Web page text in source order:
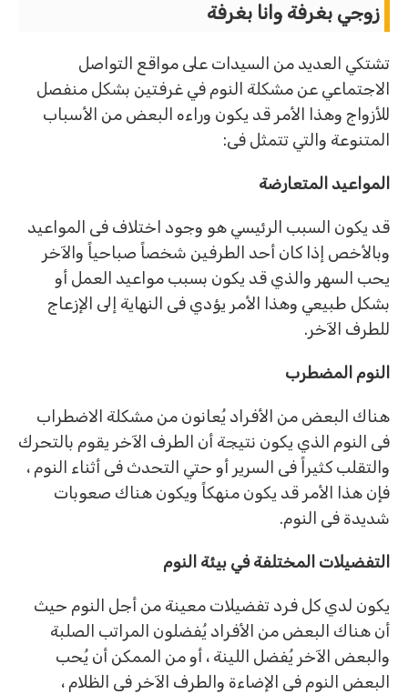
زوجي بغرفة وانا بغرفة
تشتكي العديد من السيدات على مواقع التواصل
الاجتماعي عن مشكلة النوم في غرفتين بشكل منفصل
للأزواج وهذا الأمر قد يكون وراءه البعض من الأسباب
المتنوعة والتي تتمثل فى:
المواعيد المتعارضة
قد يكون السبب الرئيسي هو وجود اختلاف فى المواعيد
وبالأخص إذا كان أحد الطرفين شخصاً صباحياً والآخر
يحب السهر والذي قد يكون بسبب مواعيد العمل أو
بشكل طبيعي وهذا الأمر يؤدي فى النهاية إلى الإزعاج
للطرف الآخر.
النوم المضطرب
هناك البعض من الأفراد يُعانون من مشكلة الاضطراب
فى النوم الذي يكون نتيجة أن الطرف الآخر يقوم بالتحرك
والتقلب كثيراً فى السرير أو حتي التحدث فى أثناء النوم ،
فإن هذا الأمر قد يكون منهكاً ويكون هناك صعوبات
شديدة فى النوم.
التفضيلات المختلفة في بيئة النوم
يكون لدي كل فرد تفضيلات معينة من أجل النوم حيث
أن هناك البعض من الأفراد يُفضلون المراتب الصلبة
والبعض الآخر يُفضل اللينة ، أو من الممكن أن يُحب
البعض النوم فى الإضاءة والطرف الآخر فى الظلام ،